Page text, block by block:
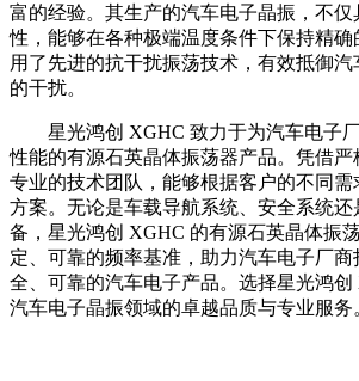
富的经验。其生产的汽车电子晶振，不
性，能够在各种极端温度条件下保持精
用了先进的抗干扰振荡技术，有效抵御
的干扰。
星光鸿创 XGHC 致力于为汽车电子厂
性能的有源石英晶体振荡器产品。凭借
专业的技术团队，能够根据客户的不同
方案。无论是车载导航系统、安全系统
备，星光鸿创 XGHC 的有源石英晶体振
定、可靠的频率基准，助力汽车电子厂
全、可靠的汽车电子产品。选择星光鸿
汽车电子晶振领域的卓越品质与专业服务